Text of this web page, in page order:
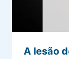
A lesão